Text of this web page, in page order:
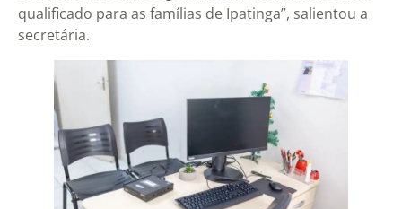
qualificado para as famílias de Ipatinga”, salientou a
secretária.